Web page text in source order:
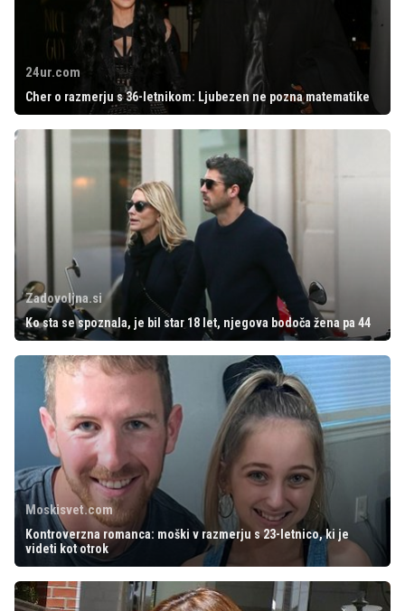
24ur.com
Cher o razmerju s 36-letnikom: Ljubezen ne pozna matematike
Zadovoljna.si
Ko sta se spoznala, je bil star 18 let, njegova bodoča žena pa 44
Moskisvet.com
Kontroverzna romanca: moški v razmerju s 23-letnico, ki je
videti kot otrok